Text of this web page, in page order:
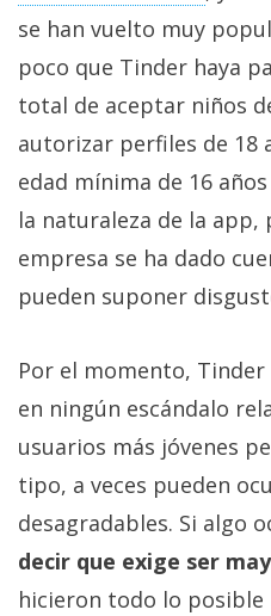
se han vuelto muy
poco que Tinder haya
total de aceptar niños
autorizar perfiles de 18
edad mínima de 16
la naturaleza de la app,
empresa se ha dado
pueden suponer
Por el momento,
en ningún escándalo
usuarios más jóvenes
tipo, a veces pueden
desagradables. Si algo
decir que exige ser
hicieron todo lo